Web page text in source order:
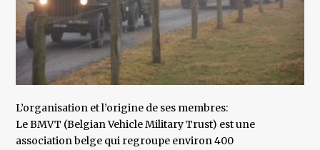
L’organisation et l’origine de ses membres:
Le BMVT (Belgian Vehicle Military Trust) est une
association belge qui regroupe environ 400